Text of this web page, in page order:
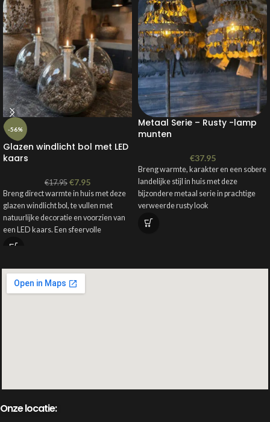
-56%
Glazen windlicht bol met LED
kaars
€17.95 €7.95
Breng direct warmte in huis met deze
glazen windlicht bol, te vullen met
natuurlijke decoratie en voorzien van
een LED kaars. Een sfeervolle
blikvanger die prachtig past in een
Werkt op de Countryfield
afstandsbediening!
Metaal Serie – Rusty -lamp
munten
€37.95
Breng warmte, karakter en een sobere
landelijke stijl in huis met deze
bijzondere metaal serie in prachtige
verweerde rusty look
Onze locatie: